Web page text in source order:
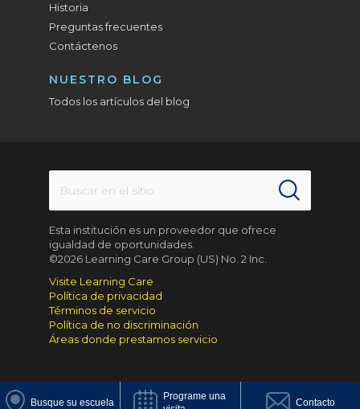
Busque su escuela
Programe una
Contacto
Historia
Preguntas frecuentes
Contáctenos
NUESTRO BLOG
Todos los artículos del blog
Esta institución es un proveedor que ofrece
igualdad de oportunidades.
©2026 Learning Care Group (US) No. 2 Inc.
Visite Learning Care
Política de privacidad
Términos de servicio
Política de no discriminación
Áreas donde prestamos servicio